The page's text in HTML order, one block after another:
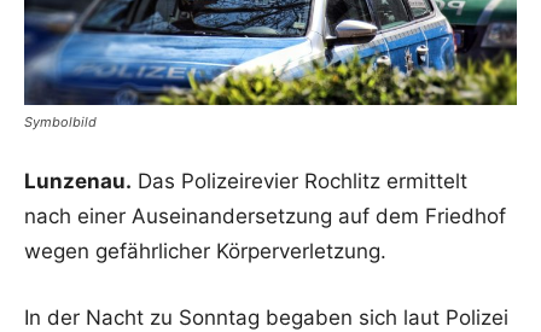
Symbolbild
Lunzenau. Das Polizeirevier Rochlitz ermittelt
nach einer Auseinandersetzung auf dem Friedhof
wegen gefährlicher Körperverletzung.
In der Nacht zu Sonntag begaben sich laut Polizei